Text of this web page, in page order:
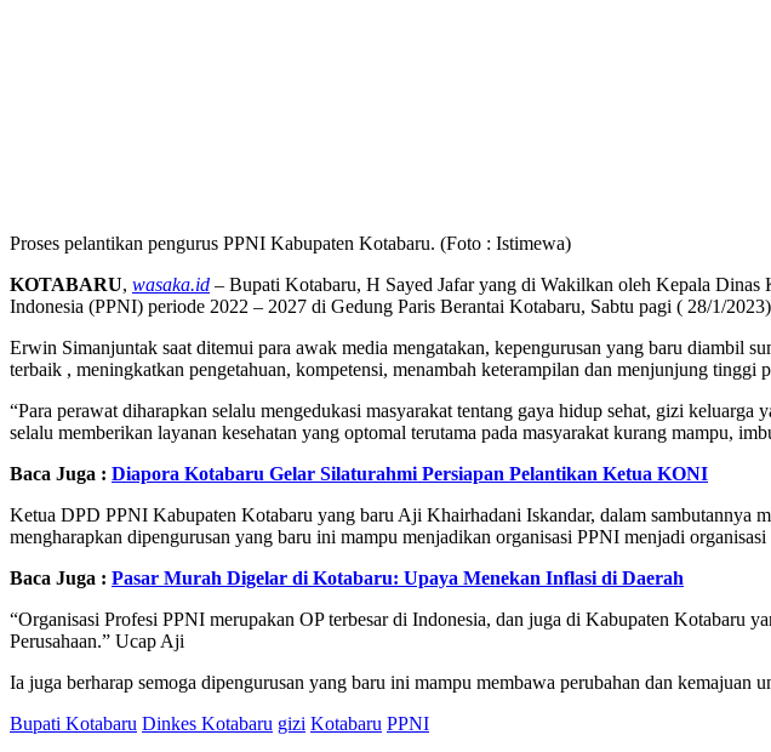
Proses pelantikan pengurus PPNI Kabupaten Kotabaru. (Foto : Istimewa)
KOTABARU, wasaka.id – Bupati Kotabaru, H Sayed Jafar yang di Wakilkan oleh Kepala Dinas
Indonesia (PPNI) periode 2022 – 2027 di Gedung Paris Berantai Kotabaru, Sabtu pagi ( 28/1/
Erwin Simanjuntak saat ditemui para awak media mengatakan, kepengurusan yang baru diambil
terbaik , meningkatkan pengetahuan, kompetensi, menambah keterampilan dan menjunjung tinggi
“Para perawat diharapkan selalu mengedukasi masyarakat tentang gaya hidup sehat, gizi
selalu memberikan layanan kesehatan yang optomal terutama pada masyarakat kurang mampu,
Baca Juga : Diapora Kotabaru Gelar Silaturahmi Persiapan Pelantikan Ketua KONI
Ketua DPD PPNI Kabupaten Kotabaru yang baru Aji Khairhadani Iskandar, dalam sambutannya
mengharapkan dipengurusan yang baru ini mampu menjadikan organisasi PPNI menjadi
Baca Juga : Pasar Murah Digelar di Kotabaru: Upaya Menekan Inflasi di Daerah
“Organisasi Profesi PPNI merupakan OP terbesar di Indonesia, dan juga di Kabupaten
Perusahaan.” Ucap Aji
Ia juga berharap semoga dipengurusan yang baru ini mampu membawa perubahan dan
Bupati Kotabaru Dinkes Kotabaru gizi Kotabaru PPNI